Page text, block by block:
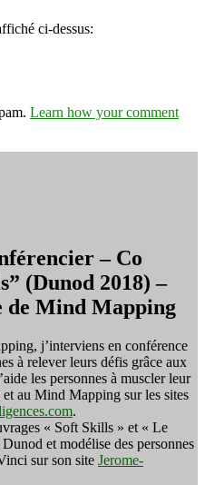
ci-dessus:
Learn how your comment
– Co
(Dunod 2018) –
de Mind Mapping
j’interviens en conférence
à relever leurs défis grâce aux
les personnes à muscler leur
au Mind Mapping sur les sites
.
« Soft Skills » et « Le
et modélise des personnes
sur son site Jerome-